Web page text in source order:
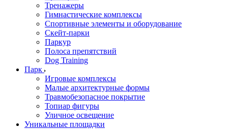
Тренажеры
Гимнастические комплексы
Спортивные элементы и оборудование
Скейт-парки
Паркур
Полоса препятствий
Dog Training
Парк
Игровые комплексы
Малые архитектурные формы
Травмобезопасное покрытие
Топиар фигуры
Уличное освещение
Уникальные площадки